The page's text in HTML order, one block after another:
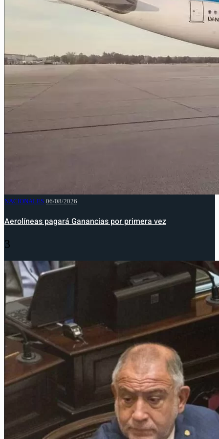
NACIONALES 06/08/2026
Aerolíneas pagará Ganancias por primera vez
3